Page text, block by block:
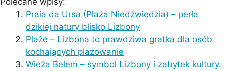
Praia da Ursa (Plaża Niedźwiedzia) – perła
dzikiej natury blisko Lizbony
Plaże – Lizbona to prawdziwa gratka dla osób
kochających plażowanie
Wieża Belem – symbol Lizbony i zabytek kultury.